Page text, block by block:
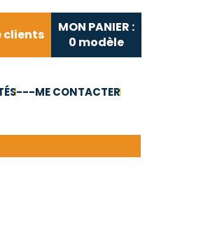
clients
MON PANIER :
0 modèle
---ME CONTACTER